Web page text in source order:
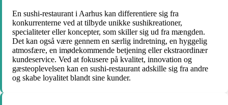
En sushi-restaurant i Aarhus kan differentiere sig fra
konkurrenterne ved at tilbyde unikke sushikreationer,
specialiteter eller koncepter, som skiller sig ud fra mængden.
Det kan også være gennem en særlig indretning, en hyggelig
atmosfære, en imødekommende betjening eller ekstraordinær
kundeservice. Ved at fokusere på kvalitet, innovation og
gæsteoplevelsen kan en sushi-restaurant adskille sig fra andre
og skabe loyalitet blandt sine kunder.